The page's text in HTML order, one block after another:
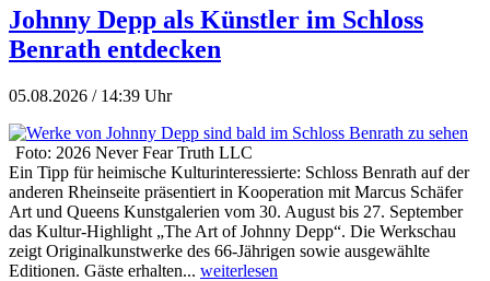
Johnny Depp als Künstler im Schloss
Benrath entdecken
05.08.2026 / 14:39 Uhr
Foto: 2026 Never Fear Truth LLC
Ein Tipp für heimische Kulturinteressierte: Schloss Benrath auf der
anderen Rheinseite präsentiert in Kooperation mit Marcus Schäfer
Art und Queens Kunstgalerien vom 30. August bis 27. September
das Kultur-Highlight „The Art of Johnny Depp“. Die Werkschau
zeigt Originalkunstwerke des 66-Jährigen sowie ausgewählte
Editionen. Gäste erhalten... weiterlesen